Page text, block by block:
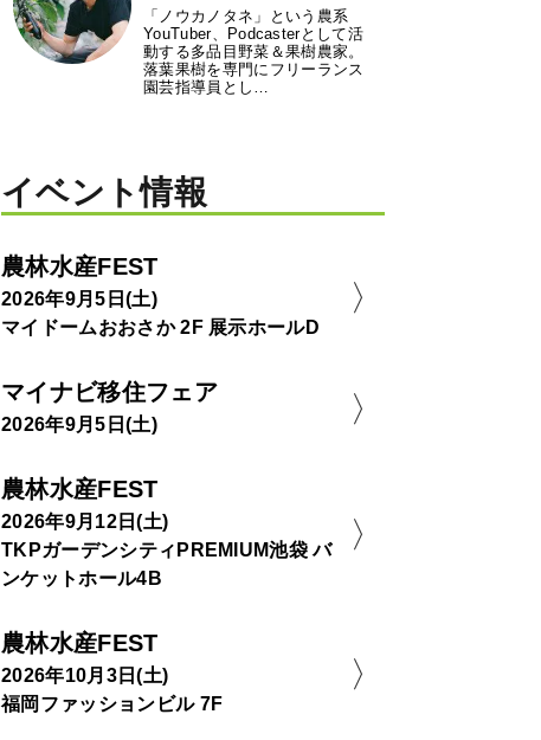
「ノウカノタネ」という農系
YouTuber、Podcasterとして活
動する多品目野菜＆果樹農家。
落葉果樹を専門にフリーランス
園芸指導員とし…
イベント情報
農林水産FEST
2026年9月5日(土)
マイドームおおさか 2F 展示ホールD
マイナビ移住フェア
2026年9月5日(土)
農林水産FEST
2026年9月12日(土)
TKPガーデンシティPREMIUM池袋 バ
ンケットホール4B
農林水産FEST
2026年10月3日(土)
福岡ファッションビル 7F